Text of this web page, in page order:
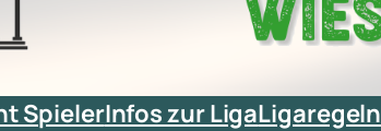
SpielerInfos zur LigaLigaregeln